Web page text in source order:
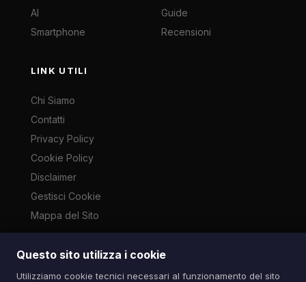
Questo sito utilizza i cookie
Utilizziamo cookie tecnici necessari al funzionamento del sito
AI
Smartphone
Guide
Recensioni
LINK UTILI
Chi Siamo
Contatti
Privacy Policy
Cookie Policy
Disclaimer
Gestisci Cookie
Mappa del Sito
Le immagini presenti su questo sito sono di proprietà dei